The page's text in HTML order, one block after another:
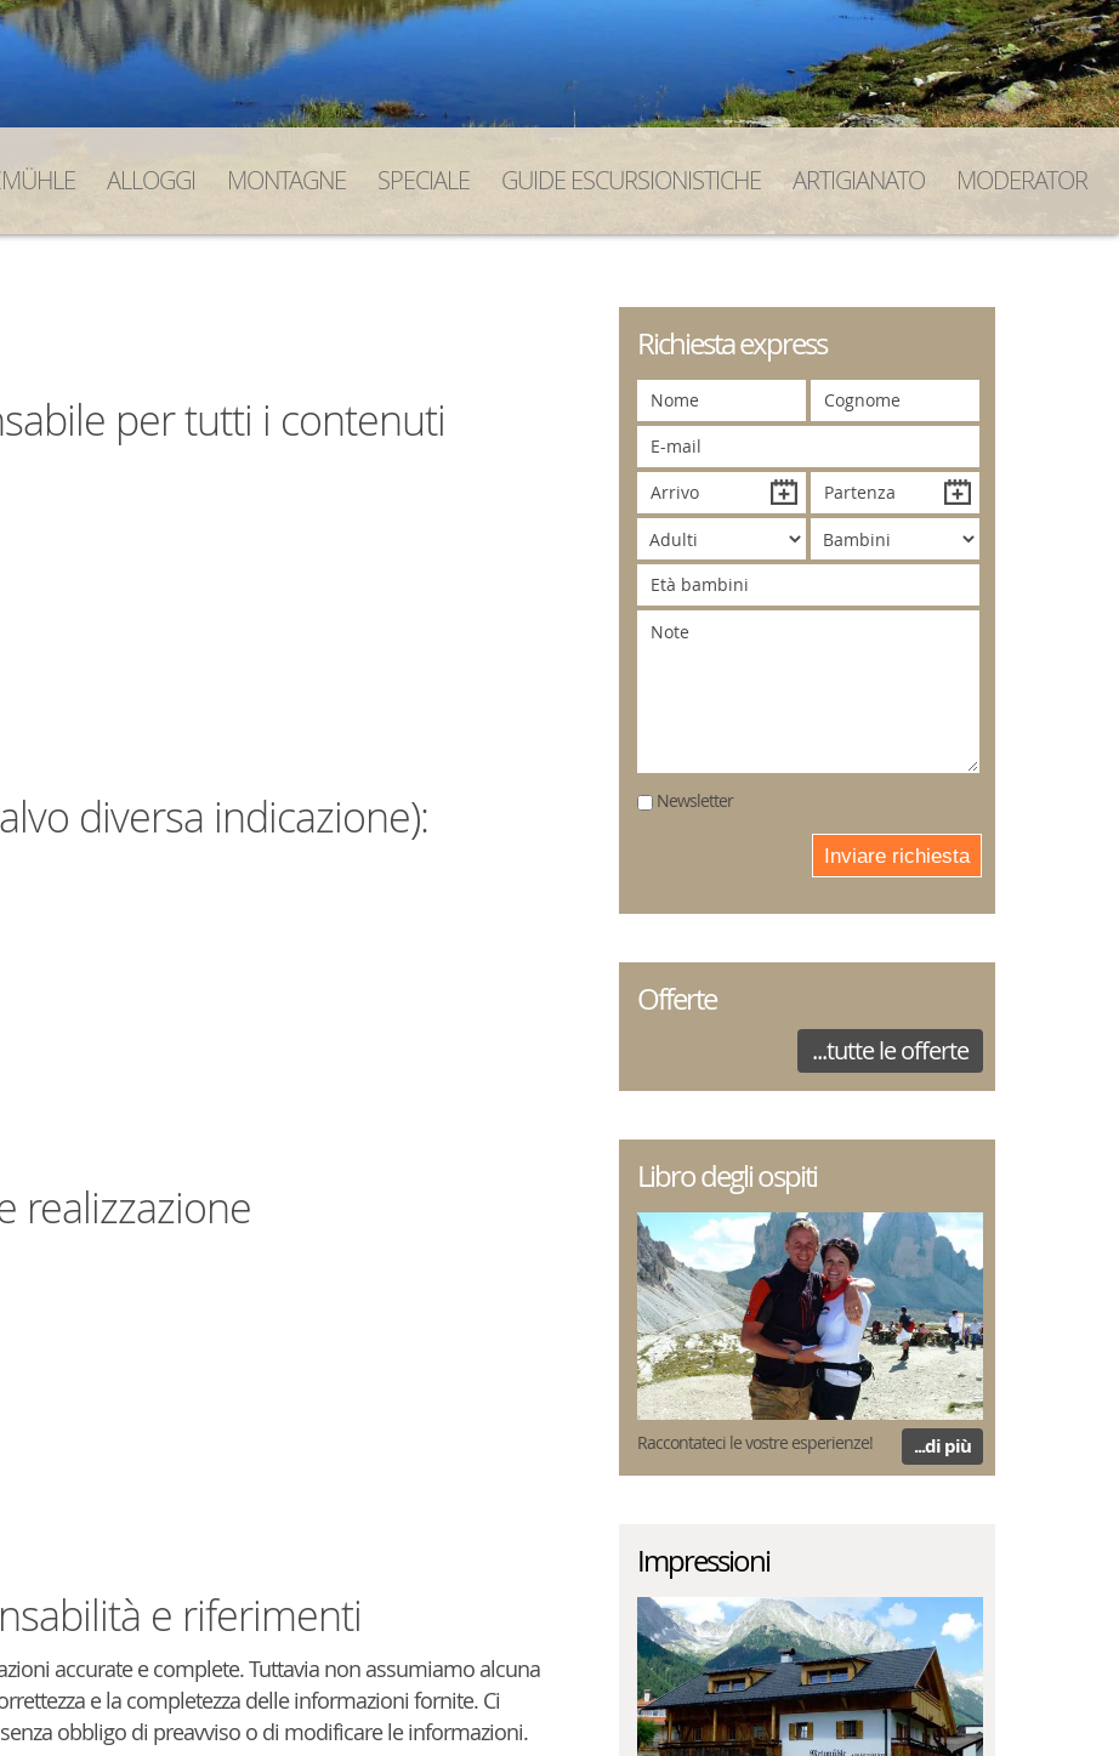
ALLOGGI MONTAGNE SPECIALE GUIDE ESCURSIONISTICHE ARTIGIANATO MODERATOR
per tutti i contenuti
diversa indicazione):
realizzazione
e riferimenti
accurate e complete. Tuttavia non assumiamo alcuna
e la completezza delle informazioni fornite. Ci
obbligo di preavviso o di modificare le informazioni.
Richiesta express
Newsletter
Inviare richiesta
Offerte
...tutte le offerte
Libro degli ospiti
Raccontateci le vostre esperienze! ...di più
Impressioni